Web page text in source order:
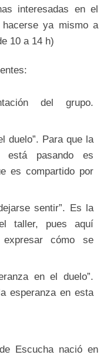
interesadas en el
ya mismo a
10 a 14 h)
del grupo.
duelo”. Para que la
pasando es
es compartido por
sentir”. Es la
taller, pues aquí
cómo se
en el duelo”.
esperanza en esta
Escucha nació en